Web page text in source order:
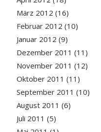
März 2012 (16)
Februar 2012 (10)
Januar 2012 (9)
Dezember 2011 (11)
November 2011 (12)
Oktober 2011 (11)
September 2011 (10)
August 2011 (6)
Juli 2011 (5)